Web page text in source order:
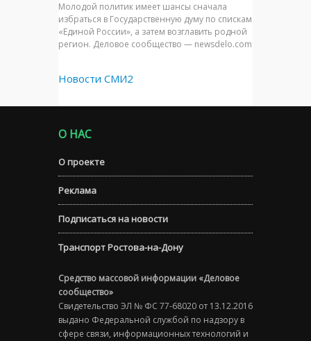
Молодой политик имеет шансы сначала
избраться в Государственную думу по спискам
«Единой России», а затем возглавить родной
регион. Деловое сообщество — newsdelo.com
Новости СМИ2
О НАС
О проекте
Реклама
Подписаться на новости
Транспорт Ростова-на-Дону
Средство массовой информации «Деловое
сообщество»
Свидетельство ЭЛ № ФС 77-68020 от 13.12.2016
выдано Федеральной службой по надзору в
сфере связи, информационных технологий и